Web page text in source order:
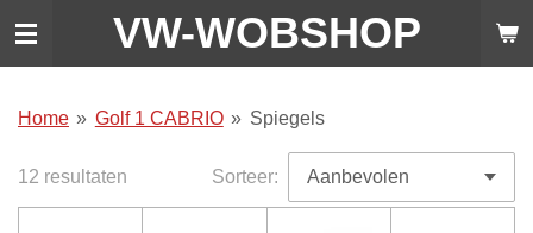
Ga
de
VW-WOBSHOP
Home » Golf 1 CABRIO » Spiegels
12 resultaten Sorteer: